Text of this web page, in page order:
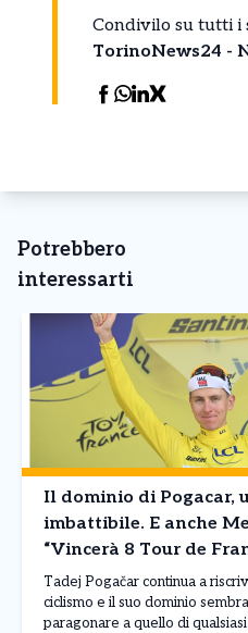
Condivilo su tutti i
TorinoNews24 -
Potrebbero
interessarti
Il dominio di Pogacar,
imbattibile. E anche
“Vincerà 8 Tour de
Tadej Pogačar continua a
ciclismo e il suo dominio
paragonare a quello di